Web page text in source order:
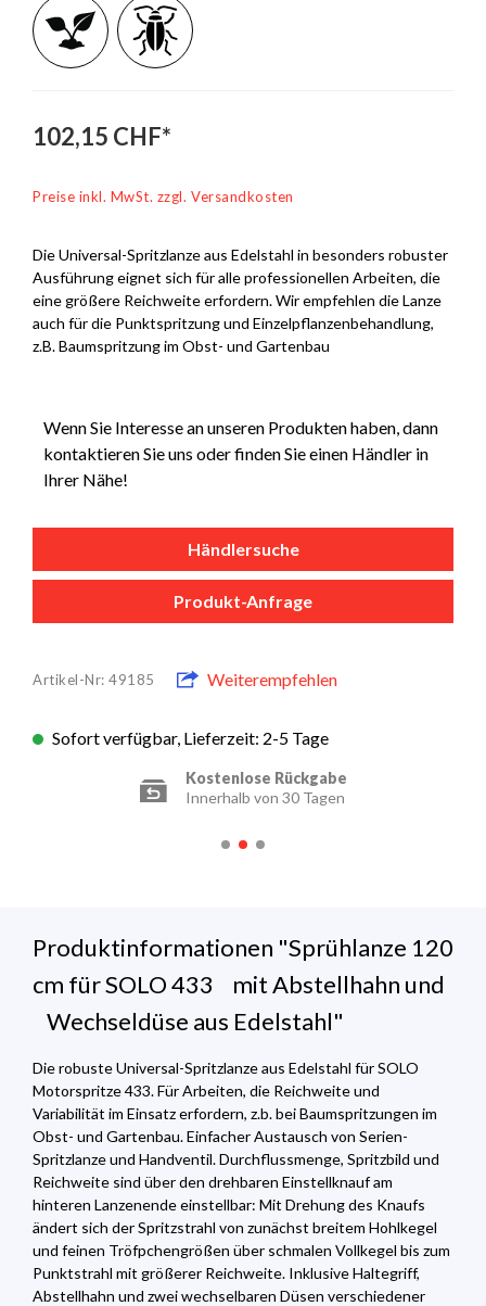
102,15 CHF*
Preise inkl. MwSt. zzgl. Versandkosten
Die Universal-Spritzlanze aus Edelstahl in besonders robuster
Ausführung eignet sich für alle professionellen Arbeiten, die
eine größere Reichweite erfordern. Wir empfehlen die Lanze
auch für die Punktspritzung und Einzelpflanzenbehandlung,
z.B. Baumspritzung im Obst- und Gartenbau
Wenn Sie Interesse an unseren Produkten haben, dann
kontaktieren Sie uns oder finden Sie einen Händler in
Ihrer Nähe!
Händlersuche
Produkt-Anfrage
Artikel-Nr: 49185 Weiterempfehlen
Sofort verfügbar, Lieferzeit: 2-5 Tage
Kostenlose Rückgabe
Innerhalb von 30 Tagen
Produktinformationen "Sprühlanze 120
cm für SOLO 433 mit Abstellhahn und
Wechseldüse aus Edelstahl"
Die robuste Universal-Spritzlanze aus Edelstahl für SOLO
Motorspritze 433. Für Arbeiten, die Reichweite und
Variabilität im Einsatz erfordern, z.b. bei Baumspritzungen im
Obst- und Gartenbau. Einfacher Austausch von Serien-
Spritzlanze und Handventil. Durchflussmenge, Spritzbild und
Reichweite sind über den drehbaren Einstellknauf am
hinteren Lanzenende einstellbar: Mit Drehung des Knaufs
ändert sich der Spritzstrahl von zunächst breitem Hohlkegel
und feinen Tröfpchengrößen über schmalen Vollkegel bis zum
Punktstrahl mit größerer Reichweite. Inklusive Haltegriff,
Abstellhahn und zwei wechselbaren Düsen verschiedener